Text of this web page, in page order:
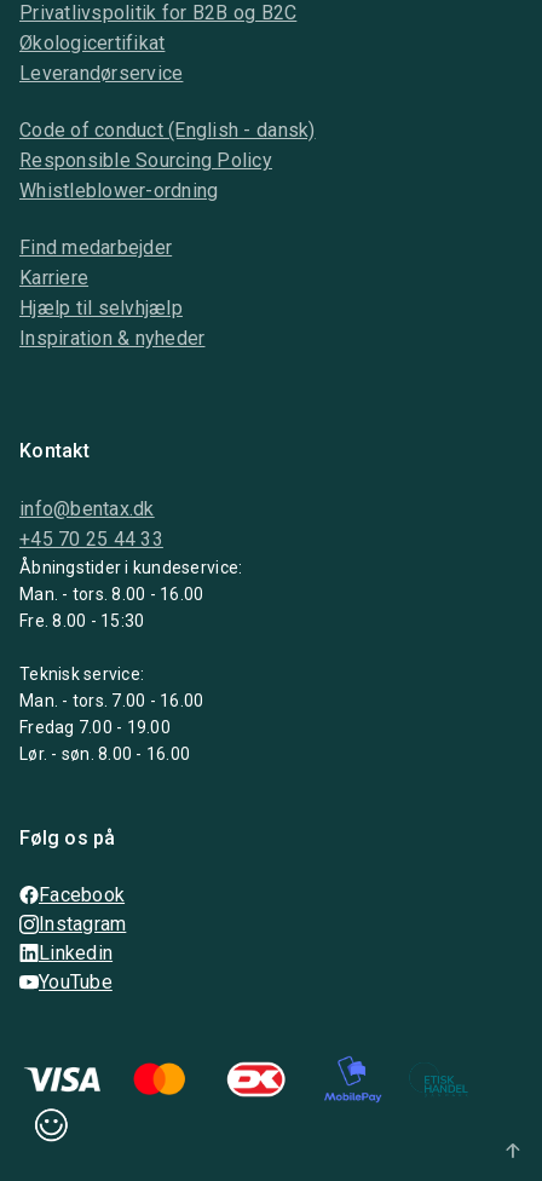
Privatlivspolitik for B2B og B2C
Økologicertifikat
Leverandørservice
Code of conduct (English - dansk)
Responsible Sourcing Policy
Whistleblower-ordning
Find medarbejder
Karriere
Hjælp til selvhjælp
Inspiration & nyheder
Kontakt
info@bentax.dk
+45 70 25 44 33
Åbningstider i kundeservice:
Man. - tors. 8.00 - 16.00
Fre. 8.00 - 15:30
Teknisk service:
Man. - tors. 7.00 - 16.00
Fredag 7.00 - 19.00
Lør. - søn. 8.00 - 16.00
Følg os på
Facebook
Instagram
Linkedin
YouTube
arrow_upward_alt